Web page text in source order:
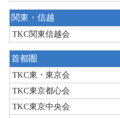
関東・信越
TKC関東信越会
首都圏
TKC東・東京会
TKC東京都心会
TKC東京中央会